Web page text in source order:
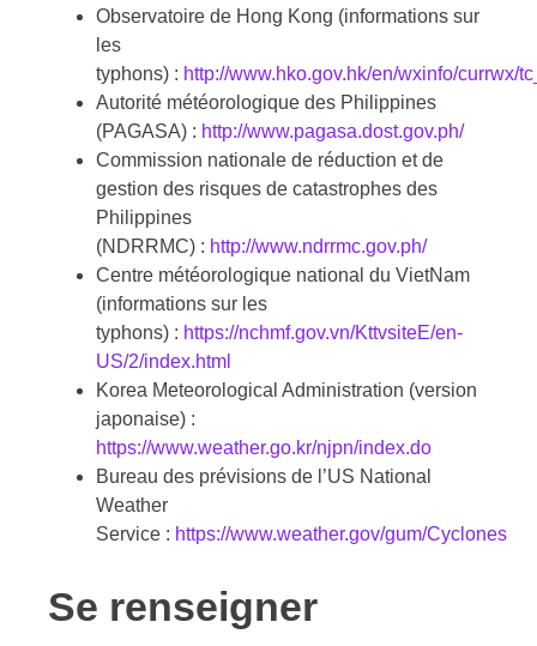
Observatoire de Hong Kong (informations sur
les
typhons) : http://www.hko.gov.hk/en/wxinfo/currwx/
Autorité météorologique des Philippines
(PAGASA) : http://www.pagasa.dost.gov.ph/
Commission nationale de réduction et de
gestion des risques de catastrophes des
Philippines
(NDRRMC) : http://www.ndrrmc.gov.ph/
Centre météorologique national du VietNam
(informations sur les
typhons) : https://nchmf.gov.vn/KttvsiteE/en-
US/2/index.html
Korea Meteorological Administration (version
japonaise) :
https://www.weather.go.kr/njpn/index.do
Bureau des prévisions de l’US National
Weather
Service : https://www.weather.gov/gum/Cyclones
Se renseigner